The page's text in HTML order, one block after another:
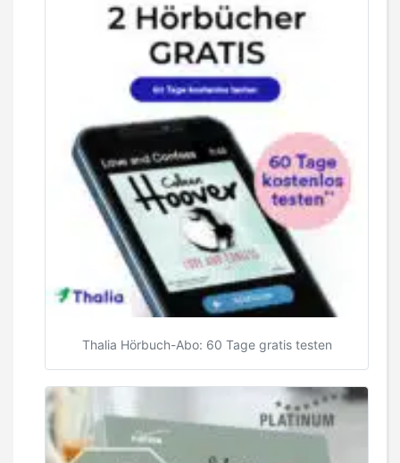
Thalia Hörbuch-Abo: 60 Tage gratis testen